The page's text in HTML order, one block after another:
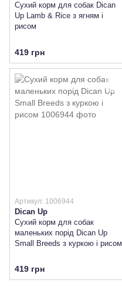
Сухий корм для собак Dican
Up Lamb & Rice з ягням і
рисом
419 грн
Артикул: 1006944
Dican Up
Сухий корм для собак
маленьких порід Dican Up
Small Breeds з куркою і рисом
419 грн